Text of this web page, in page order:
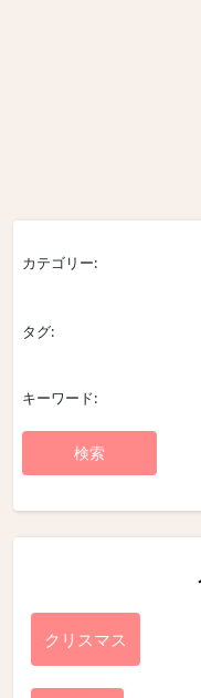
カテゴリー:
タグ:
キーワード:
クリスマス